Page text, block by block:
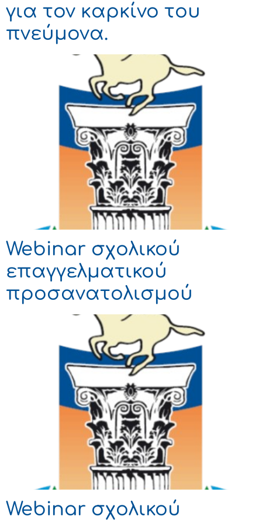
για τον καρκίνο του
πνεύμονα.
Webinar σχολικού
επαγγελματικού
προσανατολισμού
Webinar σχολικού